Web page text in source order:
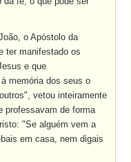
o Apóstolo da
ter manifestado os
e que
memória dos seus o
vetou inteiramente
professavam de forma
"Se alguém vem a
em casa, nem digais